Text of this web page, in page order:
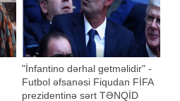
"İnfantino dərhal getməlidir" -
Futbol əfsanəsi Fiqudan FİFA
prezidentinə sərt TƏNQİD